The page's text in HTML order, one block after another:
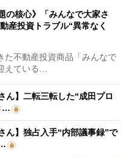
の核心》「みんなで大家さ
産投資トラブル“異常なく
不動産投資商品「みんなで
えている…
ん】二転三転した“成田プロ
…
ん】独占入手“内部議事録”で